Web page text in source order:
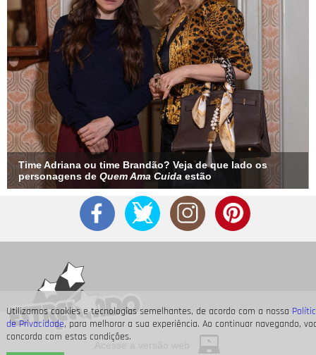
Utilizamos cookies e tecnologias semelhantes, de acordo com a nossa
de Privacidade, para melhorar a sua experiência. Ao continuar navegando,
concorda com estas condições.
Time Adriana ou time Brandão? Veja de que lado os
personagens de Quem Ama Cuida estão
Acesse a versão web